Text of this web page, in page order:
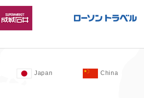
Japan China